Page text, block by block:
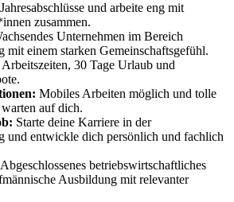
und arbeite eng mit
zusammen.
Unternehmen im Bereich
mit einem starken Gemeinschaftsgefühl.
30 Tage Urlaub und
Mobiles Arbeiten möglich und tolle
auf dich.
Starte deine Karriere in der
und entwickle dich persönlich und fachlich
Abgeschlossenes betriebswirtschaftliches
Ausbildung mit relevanter